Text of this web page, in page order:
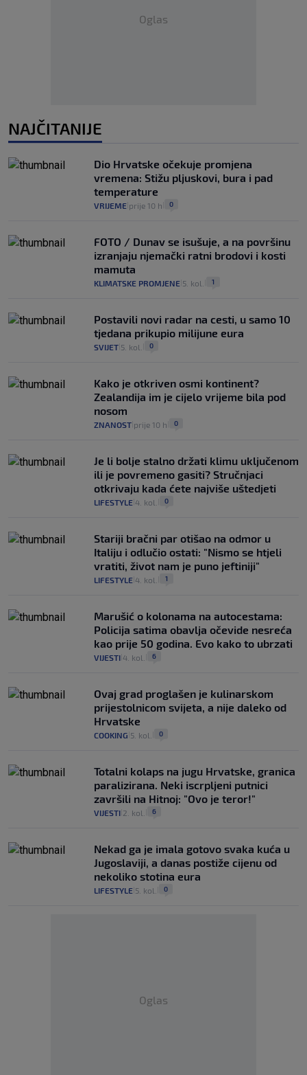
Oglas
NAJČITANIJE
Dio Hrvatske očekuje promjena
vremena: Stižu pljuskovi, bura i pad
temperature
VRIJEME prije 10 h 0
FOTO / Dunav se isušuje, a na površinu
izranjaju njemački ratni brodovi i kosti
mamuta
KLIMATSKE PROMJENE 5. kol. 1
Postavili novi radar na cesti, u samo 10
tjedana prikupio milijune eura
SVIJET 5. kol. 0
Kako je otkriven osmi kontinent?
Zealandija im je cijelo vrijeme bila pod
nosom
ZNANOST prije 10 h 0
Je li bolje stalno držati klimu uključenom
ili je povremeno gasiti? Stručnjaci
otkrivaju kada ćete najviše uštedjeti
LIFESTYLE 4. kol. 0
Stariji bračni par otišao na odmor u
Italiju i odlučio ostati: "Nismo se htjeli
vratiti, život nam je puno jeftiniji"
LIFESTYLE 4. kol. 1
Marušić o kolonama na autocestama:
Policija satima obavlja očevide nesreća
kao prije 50 godina. Evo kako to ubrzati
VIJESTI 4. kol. 6
Ovaj grad proglašen je kulinarskom
prijestolnicom svijeta, a nije daleko od
Hrvatske
COOKING 5. kol. 0
Totalni kolaps na jugu Hrvatske, granica
paralizirana. Neki iscrpljeni putnici
završili na Hitnoj: "Ovo je teror!"
VIJESTI 2. kol. 6
Nekad ga je imala gotovo svaka kuća u
Jugoslaviji, a danas postiže cijenu od
nekoliko stotina eura
LIFESTYLE 5. kol. 0
Oglas